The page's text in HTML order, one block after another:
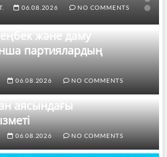
06.08.2026 NO COMMENTS
және даму
партиялардың
06.08.2026 NO COMMENTS
аясындағы
06.08.2026 NO COMMENTS